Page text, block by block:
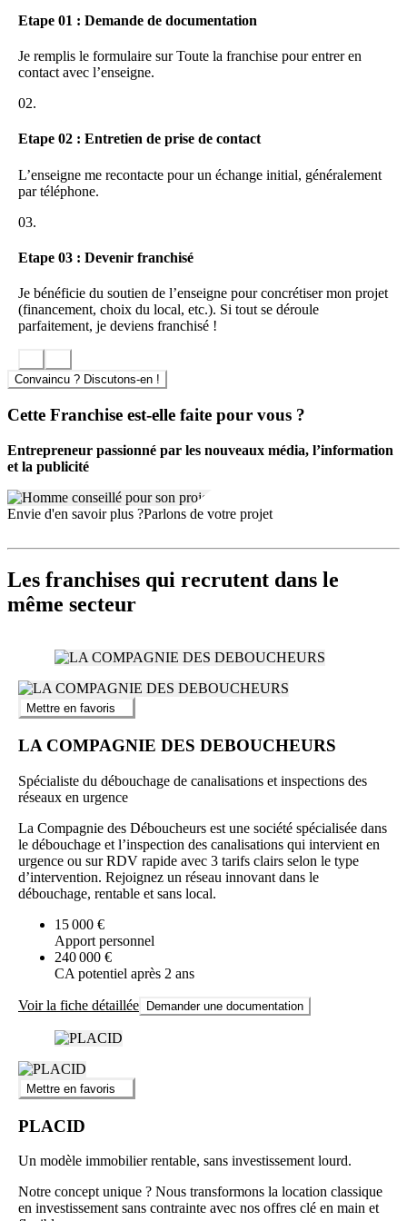
Un accompagnement personnalisé à chaque étape, de la
création du média local jusqu’à la mise en place des outils de
Le profil recherché pour rejoindre Lyon Poche
Les candidats ayant un réel intérêt pour les médias, la
modèle Lyon Poche un terrain propice à leur ambition
un avantage certain, mais ce n’est pas un prérequis. La motivation,
l’autonomie et le désir d’animer un réseau local sélectif sont
dans sa région
Forte motivation pour entreprendre dans l’univers numérique
Capacité à créer un écosystème relationnel avec annonceurs,
institutions, partenaires locaux
Un accompagnement complet pour les affiliés
Lyon Poche met à disposition de ses affiliés une feuille de route
structurée et un accès à des outils professionnels éprouvés. La
local, ainsi que les fondamentaux de la monétisation publicitaire. Un
veille sur l’actualité média et impulsion marketing sont inclus dans la
démarche d’accompagnement.
Etape 01 : Demande de documentation
Je remplis le formulaire sur Toute la franchise pour entrer en
contact avec l’enseigne.
02.
Etape 02 : Entretien de prise de contact
L’enseigne me recontacte pour un échange initial, généralement
par téléphone.
03.
Etape 03 : Devenir franchisé
Je bénéficie du soutien de l’enseigne pour concrétiser mon projet
(financement, choix du local, etc.). Si tout se déroule
parfaitement, je deviens franchisé !
Convaincu ? Discutons-en !
Cette Franchise est-elle faite pour vous ?
Entrepreneur passionné par les nouveaux média, l’information
et la publicité
Envie d'en savoir plus ?Parlons de votre projet
Les franchises qui recrutent dans le
même secteur
Mettre en favoris
LA COMPAGNIE DES DEBOUCHEURS
Spécialiste du débouchage de canalisations et inspections des
réseaux en urgence
La Compagnie des Déboucheurs est une société spécialisée dans
le débouchage et l’inspection des canalisations qui intervient en
urgence ou sur RDV rapide avec 3 tarifs clairs selon le type
d’intervention. Rejoignez un réseau innovant dans le
débouchage, rentable et sans local.
15 000 €
Apport personnel
240 000 €
CA potentiel après 2 ans
Voir la fiche détaillée Demander une documentation
Mettre en favoris
PLACID
Un modèle immobilier rentable, sans investissement lourd.
Notre concept unique ? Nous transformons la location classique
en investissement sans contrainte avec nos offres clé en main et